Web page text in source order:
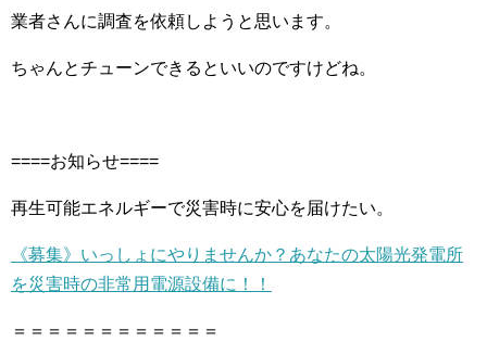
業者さんに調査を依頼しようと思います。
ちゃんとチューンできるといいのですけどね。
====お知らせ====
再生可能エネルギーで災害時に安心を届けたい。
《募集》いっしょにやりませんか？あなたの太陽光発電所
を災害時の非常用電源設備に！！
＝＝＝＝＝＝＝＝＝＝＝＝